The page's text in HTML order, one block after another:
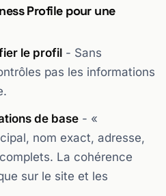
Profile pour une
le profil - Sans
pas les informations
de base - «
nom exact, adresse,
La cohérence
sur le site et les